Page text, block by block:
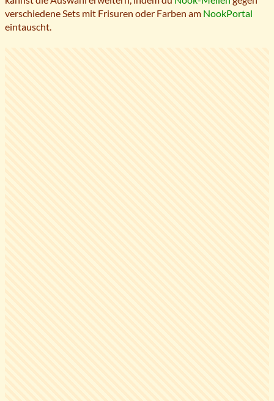
verschiedene Sets mit Frisuren oder Farben am NookPortal
eintauscht.